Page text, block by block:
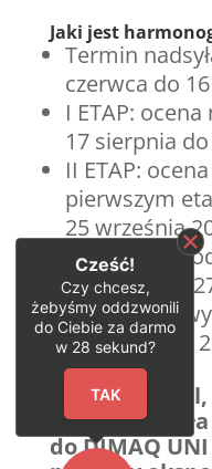
Jaki jest
Termin
czerwca do
I ETAP:
17 sierpnia
II ETAP:
pierwszym
25 września
Obrady jury
września do
Ogłoszenie
października
Nie
obronie
do DIMAQ
Cześć!
Czy chcesz,
żebyśmy oddzwonili
do Ciebie za darmo
w 28 sekund?
TAK